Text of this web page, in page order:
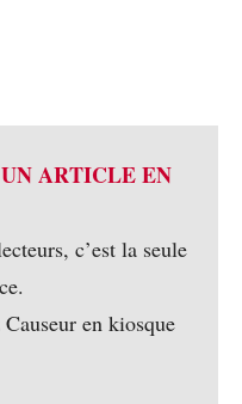
ARTICLE EN
c’est la seule
en kiosque